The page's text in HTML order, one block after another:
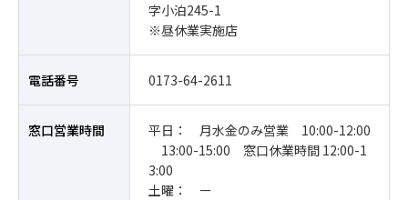
字小泊245-1
※昼休業実施店
電話番号 0173-64-2611
窓口営業時間
平日： 月水金のみ営業 10:00-12:00
13:00-15:00 窓口休業時間 12:00-1
3:00
土曜： ー